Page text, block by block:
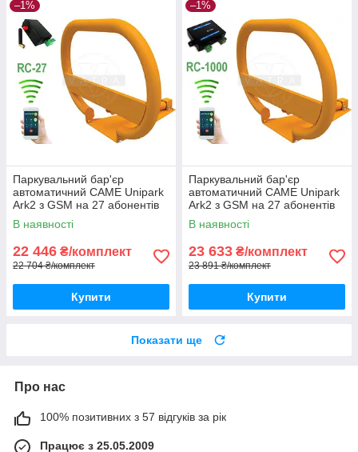
–1%
Паркувальний бар'єр
автоматичний CAME Unipark
Ark2 з GSM на 27 абонентів
В наявності
22 446 ₴/комплект
22 704 ₴/комплект
Купити
–1%
Паркувальний бар'єр
автоматичний CAME Unipark
Ark2 з GSM на 27 абонентів
В наявності
23 633 ₴/комплект
23 891 ₴/комплект
Купити
Показати ще
Про нас
100% позитивних з 57 відгуків за рік
Працює з 25.05.2009